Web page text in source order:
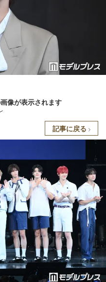
像が表示されます
記事に戻る